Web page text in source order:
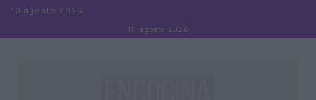
Saltar al contenido
10 agosto 2026
10 agosto 2026